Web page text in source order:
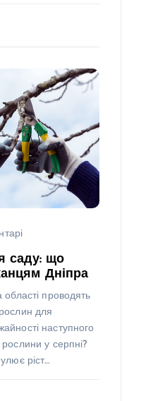
саду: що
Дніпра
області проводять
для
наступного
у серпні?
ріст…